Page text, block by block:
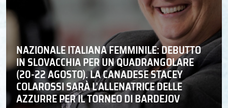
NAZIONALE ITALIANA FEMMINILE: DEBUTTO
IN SLOVACCHIA PER UN QUADRANGOLARE
(20-22 AGOSTO). LA CANADESE STACEY
COLAROSSI SARÀ L’ALLENATRICE DELLE
AZZURRE PER IL TORNEO DI BARDEJOV